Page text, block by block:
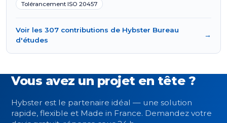
Tolérancement ISO 20457
Voir les 307 contributions de Hybster Bureau
d'études
→
Vous avez un projet en tête ?
Hybster est le partenaire idéal — une solution
rapide, flexible et Made in France. Demandez votre